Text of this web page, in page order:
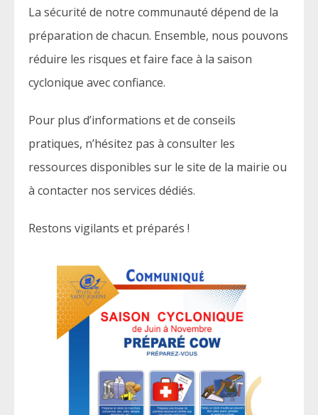
La sécurité de notre communauté dépend de la
préparation de chacun. Ensemble, nous pouvons
réduire les risques et faire face à la saison
cyclonique avec confiance.
Pour plus d’informations et de conseils
pratiques, n’hésitez pas à consulter les
ressources disponibles sur le site de la mairie ou
à contacter nos services dédiés.
Restons vigilants et préparés !